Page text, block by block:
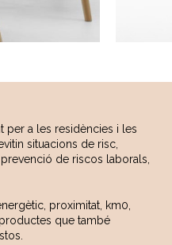
per a les residències i les
situacions de risc,
de riscos laborals,
proximitat, km0,
que també